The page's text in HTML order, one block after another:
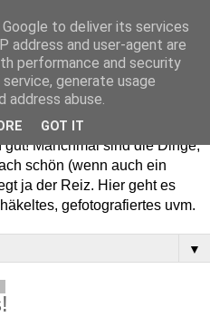
Einfach und schön -
Manchmal sind die Dinge,
schön (wenn auch ein
ja der Reiz. Hier geht es
gefotografiertes uvm.
▼
to deliver its services
address and user-agent are
performance and security
generate usage
abuse.
GOT IT